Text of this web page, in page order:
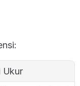
Ukur